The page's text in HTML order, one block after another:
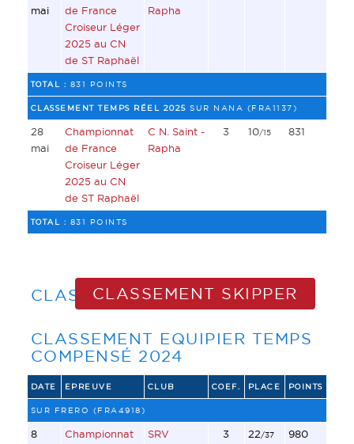
mai
de France
Croiseur Léger
2025 au CN
de ST Raphaël
Rapha
TOTAL : 831 POINTS
CLASSEMENT TEMPS RÉEL 2025SUR NANA (FRA1137)
28
mai
Championnat
de France
Croiseur Léger
2025 au CN
de ST Raphaël
C N. Saint -
Rapha
3 10/15 831
TOTAL : 831 POINTS
CLASSEMENT EQUIPIER
CLASSEMENT SKIPPER
CLASSEMENT EQUIPIER TEMPS
COMPENSÉ 2024
DATE EPREUVE CLUB COEF. PLACE POINTS
SUR FRERO (FRA4918)
8
Championnat
SRV
3 22/37 980